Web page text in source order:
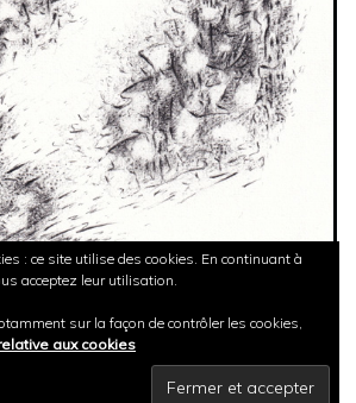
aquarelle 21 X 29 cm 2024
Mentions Légales //
: ce site utilise des cookies. En continuant à
acceptez leur utilisation.
sur la façon de contrôler les cookies,
aux cookies